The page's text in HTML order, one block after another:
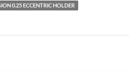
0.25 ECCENTRIC HOLDER